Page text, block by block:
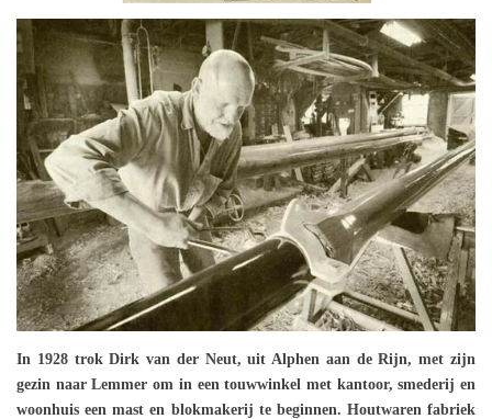
In 1928 trok Dirk van der Neut, uit Alphen aan de Rijn, met zijn
gezin naar Lemmer om in een touwwinkel met kantoor, smederij en
woonhuis een mast en blokmakerij te beginnen. Houtwaren fabriek